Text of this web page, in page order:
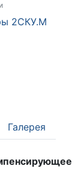
2СКУ.М
Галерея